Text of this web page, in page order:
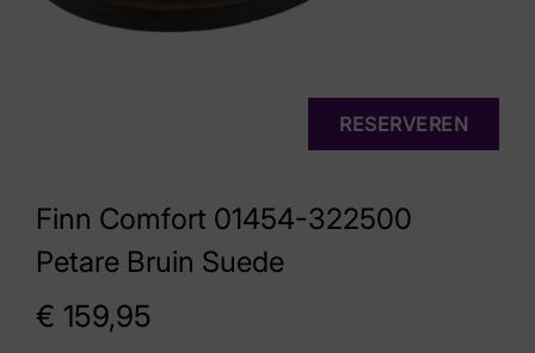
Finn Comfort 01454-322500
Petare Bruin Suede
€ 159,95
RESERVEREN